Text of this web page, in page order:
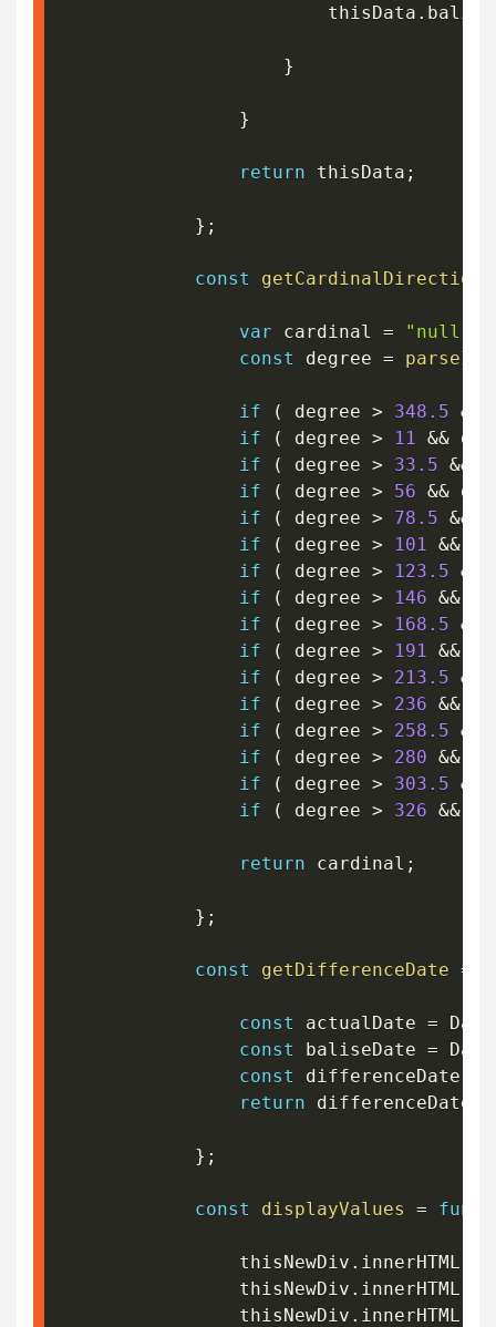
						thisData
.
}
}
return thisData ;
} ;
const getCardinalDirection
var cardinal = "null"
const
degree = parseInt
if ( degree > 348.5 &&
if
( degree > 11 &&
if
( degree > 33.5 &&
if
( degree > 56 &&
if
( degree > 78.5 &&
if
( degree > 101 &&
if
( degree > 123.5 &&
if
( degree > 146 &&
if
( degree > 168.5 &&
if
( degree > 191 &&
if
( degree > 213.5 &&
if
( degree > 236 &&
if
( degree > 258.5 &&
if
( degree > 280 &&
if
( degree > 303.5 &&
if
( degree > 326 &&
return cardinal ;
} ;
const getDifferenceDate =
const actualDate = Date
const
baliseDate = Date
const
differenceDate
return differenceDate
} ;
const displayValues =
				thisNewDiv
. innerHTML
				thisNewDiv
. innerHTML
				thisNewDiv
. innerHTML